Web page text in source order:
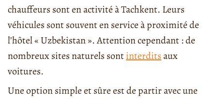
chauffeurs sont en activité à Tachkent. Leurs
véhicules sont souvent en service à proximité de
l’hôtel « Uzbekistan ». Attention cependant : de
nombreux sites naturels sontinterditsaux
voitures.
Une option simple et sûre est de partir avec une